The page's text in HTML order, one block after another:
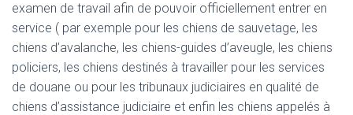
examen de travail afin de pouvoir officiellement entrer en
service ( par exemple pour les chiens de sauvetage, les
chiens d’avalanche, les chiens-guides d’aveugle, les chiens
policiers, les chiens destinés à travailler pour les services
de douane ou pour les tribunaux judiciaires en qualité de
chiens d’assistance judiciaire et enfin les chiens appelés à